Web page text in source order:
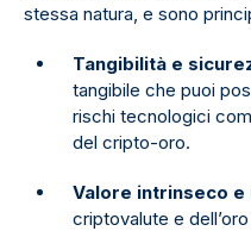
stessa natura, e sono
Tangibilità e
tangibile che puoi
rischi tecnologici
del cripto-oro.
Valore intrinseco e
criptovalute e